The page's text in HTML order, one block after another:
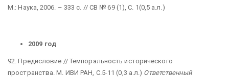
М.: Наука, 2006. – 333 с. // СВ № 69 (1), С. 1(0,5 а.л.)
2009 год
92. Предисловие // Темпоральность исторического
пространства. М. ИВИ РАН, С.5-11 (0,3 а.л.) Ответственный